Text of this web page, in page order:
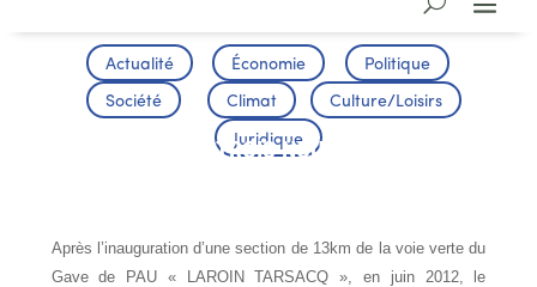
Actualité Économie Politique
Société Climat Culture/Loisirs
Juridique
VÉLOROUTE : TROIS NOUVEAUX
Après l’inauguration d’une section de 13km de la voie verte du
Gave de PAU « LAROIN TARSACQ », en juin 2012, le